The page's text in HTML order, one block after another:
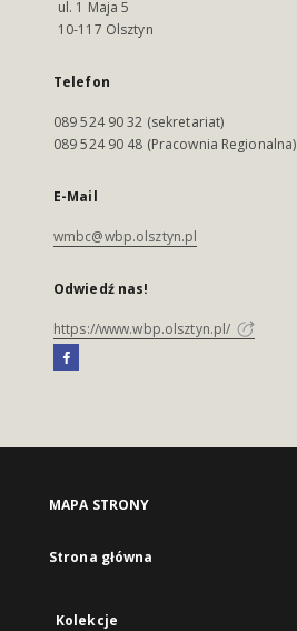
ul. 1 Maja 5
10-117 Olsztyn
Telefon
089 524 90 32 (sekretariat)
089 524 90 48 (Pracownia Regionalna)
E-Mail
wmbc@wbp.olsztyn.pl
Odwiedź nas!
https://www.wbp.olsztyn.pl/
MAPA STRONY
Strona główna
Kolekcje